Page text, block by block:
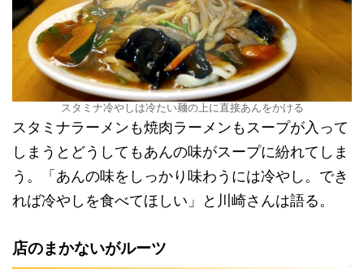
スタミナ冷やしは冷たい麺の上に直接あんをかける
スタミナラーメンも焼肉ラーメンもスープが入って
しまうとどうしてもあんの味がスープに紛れてしま
う。「あんの味をしっかり味わうには冷やし。でき
れば冷やしを食べてほしい」と川崎さんは語る。
店のまかないがルーツ